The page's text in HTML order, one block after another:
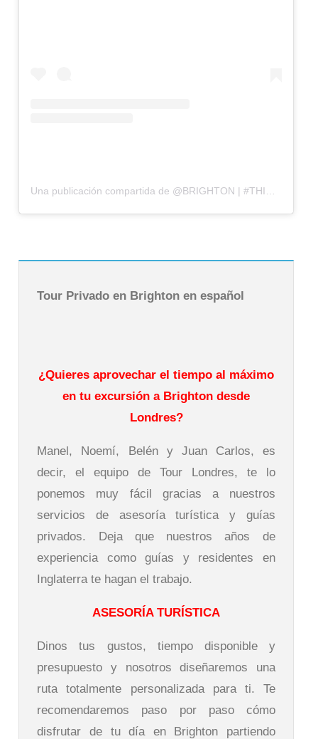
Tour Privado en Brighton en español
¿Quieres aprovechar el tiempo al máximo
en tu excursión a Brighton desde
Londres?
Manel, Noemí, Belén y Juan Carlos, es
decir, el equipo de Tour Londres, te lo
ponemos muy fácil gracias a nuestros
servicios de asesoría turística y guías
privados. Deja que nuestros años de
experiencia como guías y residentes en
Inglaterra te hagan el trabajo.
ASESORÍA TURÍSTICA
Dinos tus gustos, tiempo disponible y
presupuesto y nosotros diseñaremos una
ruta totalmente personalizada para ti. Te
recomendaremos paso por paso cómo
disfrutar de tu día en Brighton partiendo